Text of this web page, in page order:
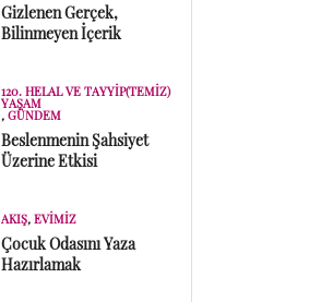
Gizlenen Gerçek,
Bilinmeyen İçerik
120. HELAL VE TAYYIP(TEMIZ)
YAŞAM
, GÜNDEM
Beslenmenin Şahsiyet
Üzerine Etkisi
AKIŞ, EVIMIZ
Çocuk Odasını Yaza
Hazırlamak